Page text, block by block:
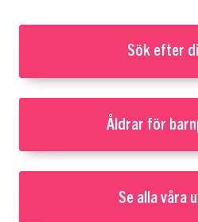
Sök efter
Åldrar för
Se alla våra